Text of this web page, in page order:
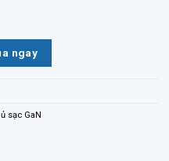
số lượng
ngay
sạc GaN